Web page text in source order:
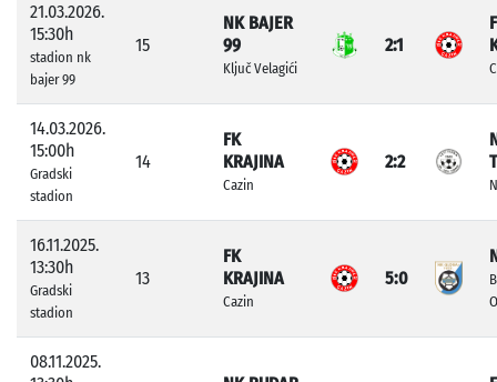
21.03.2026.
15:30h
stadion nk
bajer 99
15
NK BAJER
99
Ključ Velagići
2:1
14.03.2026.
15:00h
Gradski
stadion
14
FK
KRAJINA
Cazin
2:2
16.11.2025.
13:30h
Gradski
stadion
13
FK
KRAJINA
Cazin
5:0
08.11.2025.